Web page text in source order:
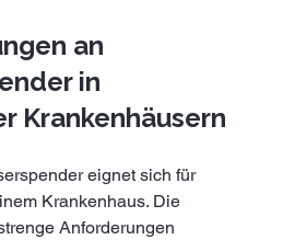
an
in
Krankenhäusern
eignet sich für
Krankenhaus. Die
Anforderungen